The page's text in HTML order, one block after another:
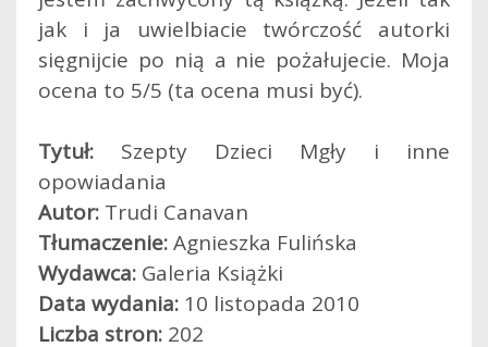
jak i ja uwielbiacie twórczość autorki
sięgnijcie po nią a nie pożałujecie. Moja
ocena to 5/5 (ta ocena musi być).
Tytuł: Szepty Dzieci Mgły i inne
opowiadania
Autor: Trudi Canavan
Tłumaczenie:Agnieszka Fulińska
Wydawca: Galeria Książki
Data wydania: 10 listopada 2010
Liczba stron: 202